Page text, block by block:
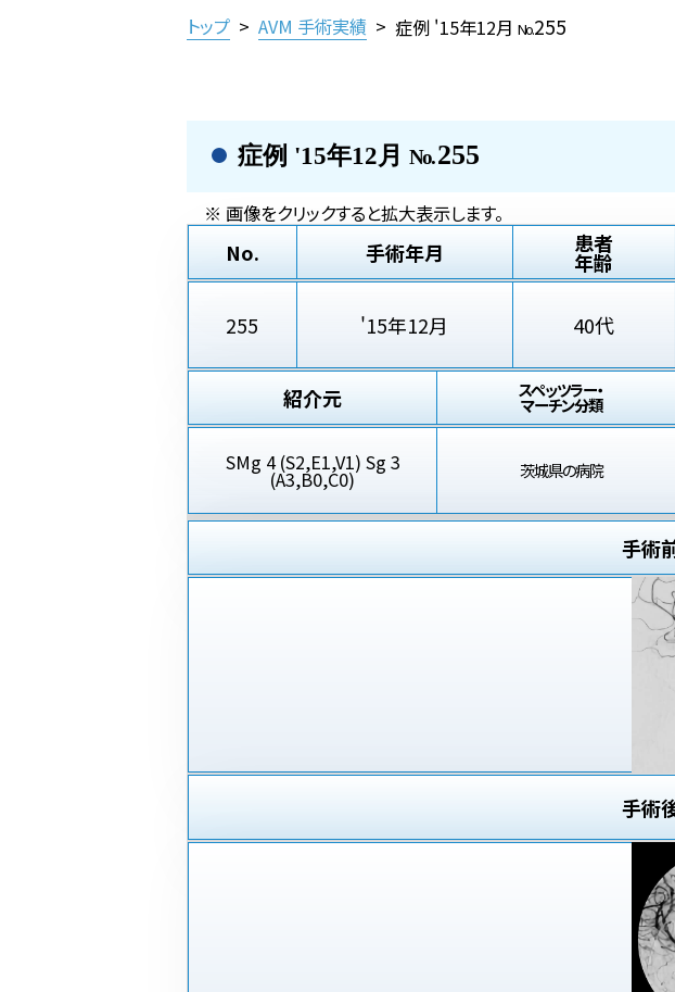
トップ > AVM 手術実績 > 症例 '15年12月No.255
症例 '15年12月 No.255
※ 画像をクリックすると拡大表示します。
No. 手術年月 患者
年齢
255 '15年12月 40代
紹介元 スペッツラー・
マーチン分類
SMg 4 (S2,E1,V1) Sg 3
(A3,B0,C0) 茨城県の病院
手術
手術